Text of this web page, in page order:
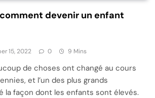
devenir un enfant
15, 2022 0 9 Mins
de choses ont changé au cours
et l’un des plus grands
la façon dont les enfants sont élevés.